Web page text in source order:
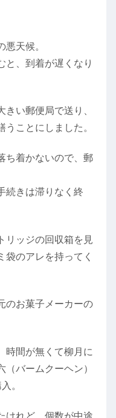
天候。
と、到着が遅くなり
い郵便局で送り、
ことにしました。
ち着かないので、郵
続きは滞りなく終
リッジの回収箱を見
袋のアレを持ってく
のお菓子メーカーの
時間が無くて柳月に
バームクーヘン）
。
けれど、個数が中途